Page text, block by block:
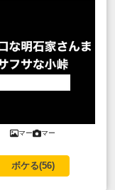
マー マー
ボケる(56)